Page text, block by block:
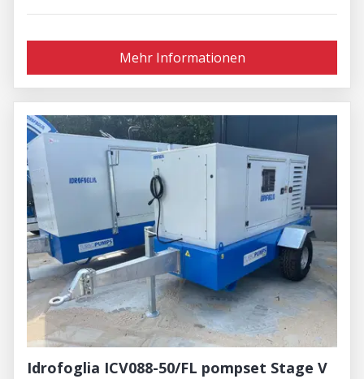
Mehr Informationen
Idrofoglia ICV088-50/FL pompset Stage V